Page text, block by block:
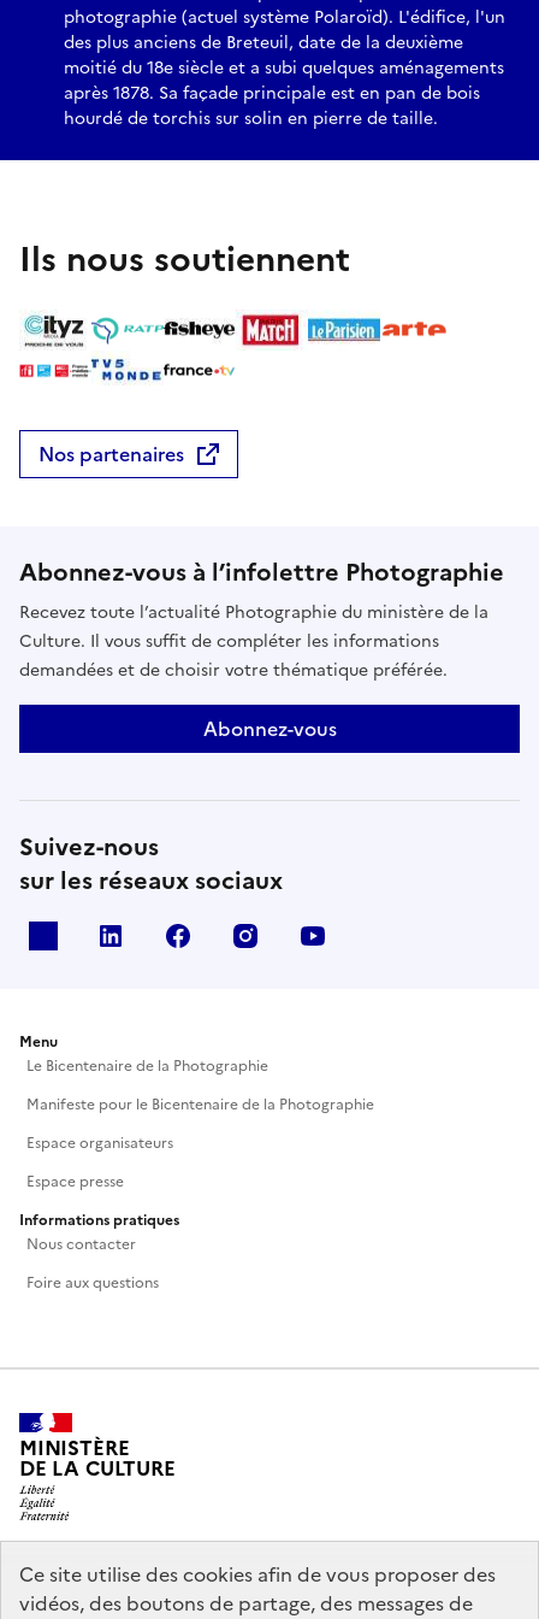
Ce site utilise des cookies afin de vous proposer des
vidéos, des boutons de partage, des messages de
Bayard. Cette programmation se compose de diffusion
d’expositions, associée à des actions d’éducation à l’image et
de médiation.
➜ Pour les groupes : réservation possible sur rendez-vous du
lundi au vendredi
photographie (actuel système Polaroïd). L'édifice, l'un
des plus anciens de Breteuil, date de la deuxième
moitié du 18e siècle et a subi quelques aménagements
après 1878. Sa façade principale est en pan de bois
hourdé de torchis sur solin en pierre de taille.
Ils nous soutiennent
Nos partenaires
Abonnez-vous à l’infolettre Photographie
Recevez toute l’actualité Photographie du ministère de la
Culture. Il vous suffit de compléter les informations
demandées et de choisir votre thématique préférée.
Abonnez-vous
Suivez-nous
sur les réseaux sociaux
Linkedin Facebook Instagram
Menu
Le Bicentenaire de la Photographie
Manifeste pour le Bicentenaire de la Photographie
Espace organisateurs
Espace presse
Informations pratiques
Nous contacter
Foire aux questions
MINISTÈRE
DE LA CULTURE
legifrance.gouv.fr info.gouv.fr